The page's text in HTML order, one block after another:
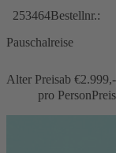
253464Bestellnr.:
Pauschalreise
Alter Preisab €2.999,-
pro Person